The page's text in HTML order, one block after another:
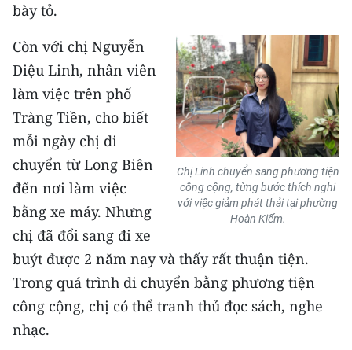
bày tỏ.
Chị Linh chuyển sang phương tiện
công cộng, từng bước thích nghi
với việc giảm phát thải tại phường
Hoàn Kiếm.
Còn với chị Nguyễn
Diệu Linh, nhân viên
làm việc trên phố
Tràng Tiền, cho biết
mỗi ngày chị di
chuyển từ Long Biên
đến nơi làm việc
bằng xe máy. Nhưng
chị đã đổi sang đi xe
buýt được 2 năm nay và thấy rất thuận tiện.
Trong quá trình di chuyển bằng phương tiện
công cộng, chị có thể tranh thủ đọc sách, nghe
nhạc.